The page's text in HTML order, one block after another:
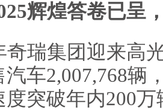
辉煌答卷已呈
奇瑞集团迎来高
汽车2,007,768辆
度突破年内200